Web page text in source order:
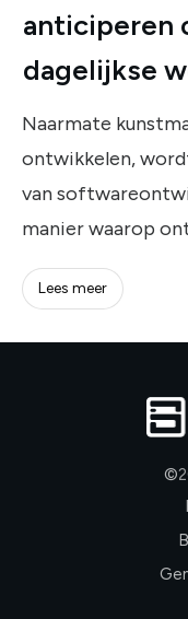
anticiperen
dagelijkse
Naarmate
ontwikkelen,
van
manier waarop
Lees meer
©